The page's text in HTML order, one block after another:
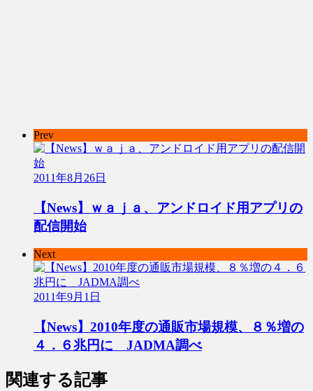
Prev
2011年8月26日
【News】ｗａｊａ、アンドロイド用アプリの
配信開始
Next
2011年9月1日
【News】2010年度の通販市場規模、８％増の
４．６兆円に JADMA調べ
関連する記事